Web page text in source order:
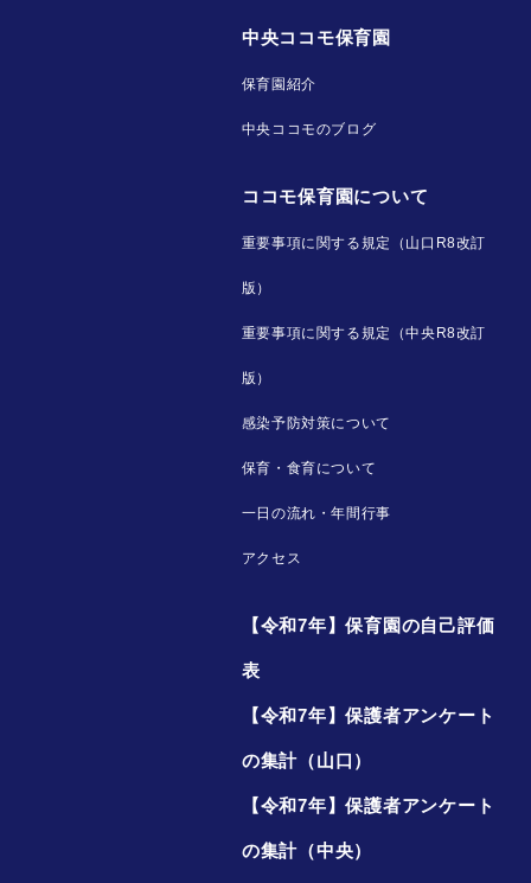
中央ココモ保育園
保育園紹介
中央ココモのブログ
ココモ保育園について
重要事項に関する規定（山口R8改訂
版）
重要事項に関する規定（中央R8改訂
版）
感染予防対策について
保育・食育について
一日の流れ・年間行事
アクセス
【令和7年】保育園の自己評価
表
【令和7年】保護者アンケート
の集計（山口）
【令和7年】保護者アンケート
の集計（中央）